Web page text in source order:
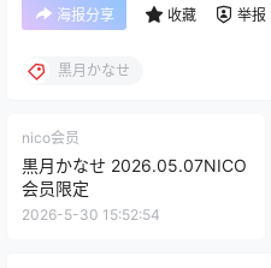
海报分享 收藏 举报
黒月かなせ
nico会员
黒月かなせ 2026.05.07NICO
会员限定
2026-5-30 15:52:54